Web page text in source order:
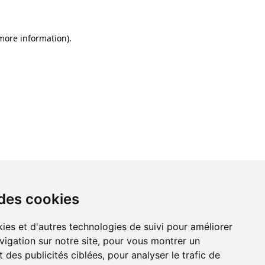
cookies
et d'autres technologies de suivi pour améliorer
sur notre site, pour vous montrer un
des publicités ciblées, pour analyser le trafic de
cookies
et d'autres technologies de suivi pour améliorer
sur notre site, pour vous montrer un
des publicités ciblées, pour analyser le trafic de
information).